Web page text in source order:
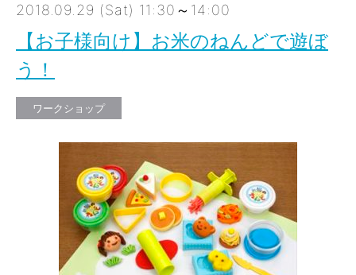
2018.09.29 (Sat) 11:30～14:00
【お子様向け】お米のねんどで遊ぼ
う！
ワークショップ